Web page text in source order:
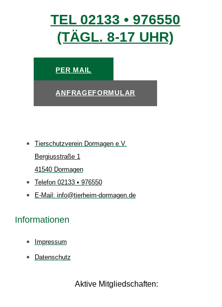
TEL 02133 • 976550
(TÄGL. 8-17 UHR)
PER MAIL
ANFRAGEFORMULAR
Tierschutzverein Dormagen e.V.
Bergiusstraße 1
41540 Dormagen
Telefon 02133 • 976550
E-Mail: info@tierheim-dormagen.de
Informationen
Impressum
Datenschutz
Aktive Mitgliedschaften: